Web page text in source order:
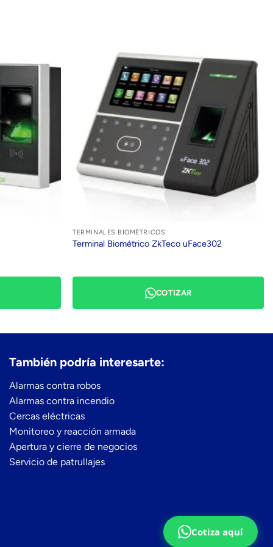
TERMINALES BIOMÉTRICOS
Terminal Biométrico ZkTeco uFace302
COTIZAR
También podría interesarte:
Alarmas contra robos
Alarmas contra incendio
Cercas eléctricas
Monitoreo y reacción armada
Apertura y cierre de negocios
Servicio de patrullajes
Cotiza aquí